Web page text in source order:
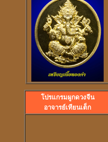
ลวงพ่อปลื้ม วัดสวนหงส
พระอาจารย์ปุ้ม วัดศาลาแดง
โปรแกรมผูกดวงจีน
อาจารย์เทียนเต็ก